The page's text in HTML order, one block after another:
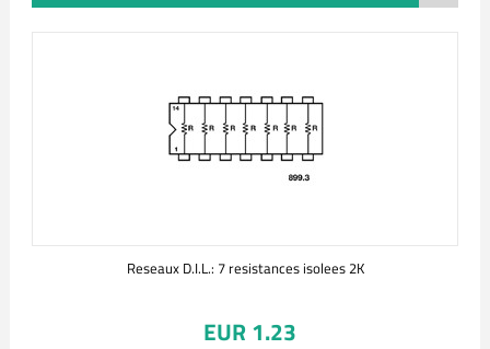
Reseaux D.I.L.: 7 resistances isolees 2K
EUR 1.23